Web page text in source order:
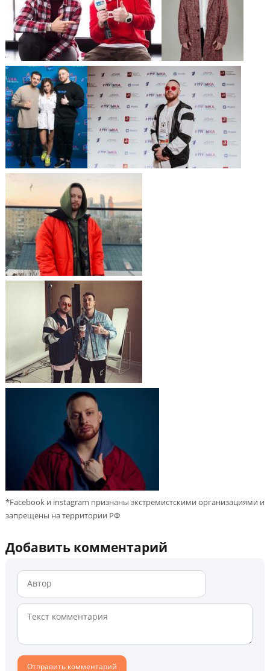
*Facebook и instagram признаны экстремистскими организациями и
запрещены на территории РФ
Добавить комментарий